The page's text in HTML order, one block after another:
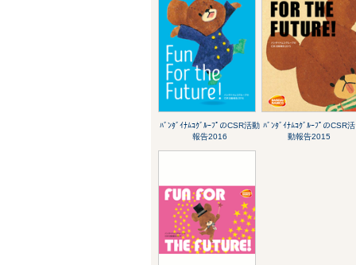
ﾊﾞﾝﾀﾞｲﾅﾑｺｸﾞﾙｰﾌﾟのCSR活動
報告2016
ﾊﾞﾝﾀﾞｲﾅﾑｺｸﾞﾙｰﾌﾟのCSR活
動報告2015